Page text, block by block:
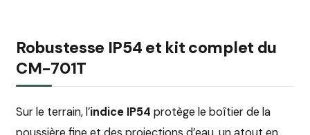
Robustesse IP54 et kit complet du
CM-701T
Sur le terrain, l’indice IP54 protège le boîtier de la